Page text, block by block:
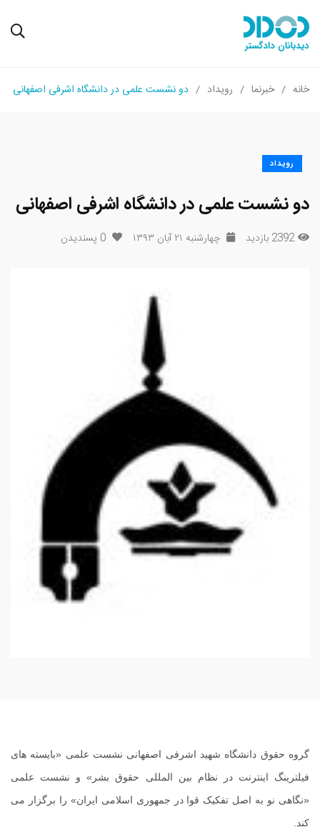
خانه خبرنما رویداد دو نشست علمی در دانشگاه اشرفی اصفهانی
رویداد
دو نشست علمی در دانشگاه اشرفی اصفهانی
2392 بازدید چهارشنبه ۲۱ آبان ۱۳۹۳ 0 پسندیدن
گروه حقوق دانشگاه شهید اشرفی اصفهانی نشست علمی «بایسته های
فیلترینگ اینترنت در نظام بین المللی حقوق بشر» و نشست علمی
«نگاهی نو به اصل تفکیک قوا در جمهوری اسلامی ایران» را برگزار می
کند.